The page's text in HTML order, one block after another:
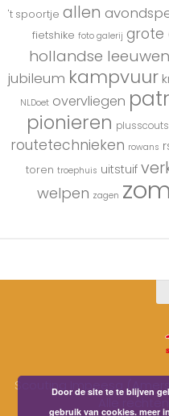
't spoortje allen
fietshike foto galerij grote
hollandse leeuwen
jubileum kampvuur
NLDoet overvliegen
pionieren plusscouts
routetechnieken rowans
toren troephuis uitstuif
welpen zagen
Scouting Impeesa
Alle
Door de site te te blijven
gebruik van cookies.meer